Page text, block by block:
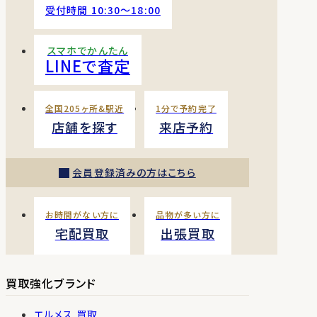
受付時間 10:30〜18:00
スマホでかんたん
LINEで査定
全国205ヶ所&駅近
店舗を探す
1分で予約完了
来店予約
会員登録済みの方はこちら
お時間がない方に
宅配買取
品物が多い方に
出張買取
買取強化ブランド
エルメス 買取